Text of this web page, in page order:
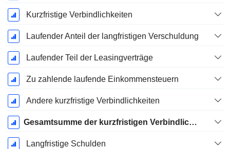
Kurzfristige Verbindlichkeiten
Laufender Anteil der langfristigen Verschuldung
Laufender Teil der Leasingverträge
Zu zahlende laufende Einkommensteuern
Andere kurzfristige Verbindlichkeiten
Gesamtsumme der kurzfristigen Verbindlichkeiten
Langfristige Schulden